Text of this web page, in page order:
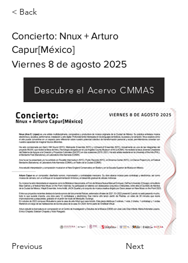
< Back
Concierto: Nnux + Arturo
Capur[México]
Viernes 8 de agosto 2025
Descubre el Acervo CMMAS
Previous Next